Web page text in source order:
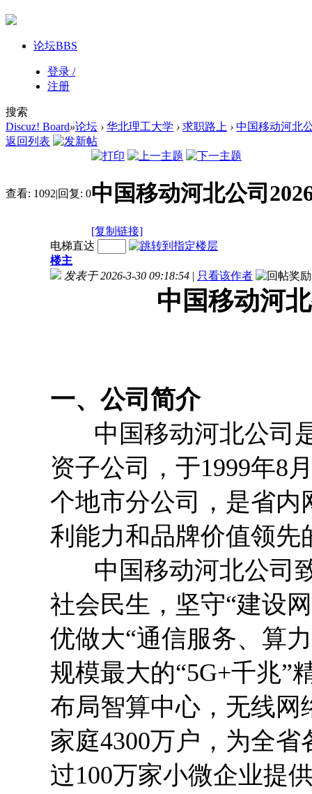
论坛BBS
登录 /
注册
搜索
Discuz! Board»论坛 › 华北理工大学 › 求职路上 › 中国移动河北
返回列表
查看: 1092|回复: 0中国移动河北公司
[复制链接]
电梯直达
楼主
发表于 2026-3-30 09:18:54 | 只看该作者
中国移动河
一、公司简介
中国移动河北公司
资子公司，于1999年8
个地市分公司，是省内
利能力和品牌价值领先
中国移动河北公司
社会民生，坚守“建设
优做大“通信服务、算
规模最大的“5G+千兆”
布局智算中心，无线网
家庭4300万户，为全
过100万家小微企业提